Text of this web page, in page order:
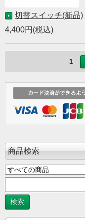
切替スイッチ(新品)
4,400円(税込)
1
商品検索